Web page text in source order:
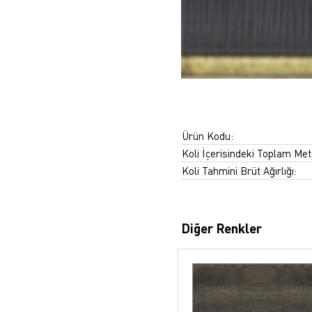
Ürün Kodu:
Koli İçerisindeki Toplam
Koli Tahmini Brüt Ağırlığı:
Diğer Renkler